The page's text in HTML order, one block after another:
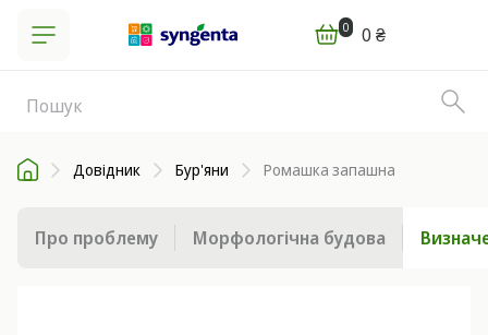
0 0 ₴
Довідник Бур'яни Ромашка запашна
Про проблему Морфологічна будова